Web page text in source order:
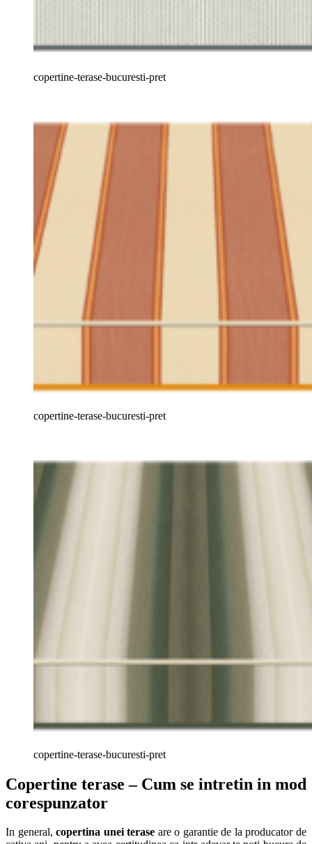
copertine-terase-bucuresti-pret
copertine-terase-bucuresti-pret
copertine-terase-bucuresti-pret
Copertine terase – Cum se intretin in mod
corespunzator
In general,copertina unei terase are o garantie de la producator de